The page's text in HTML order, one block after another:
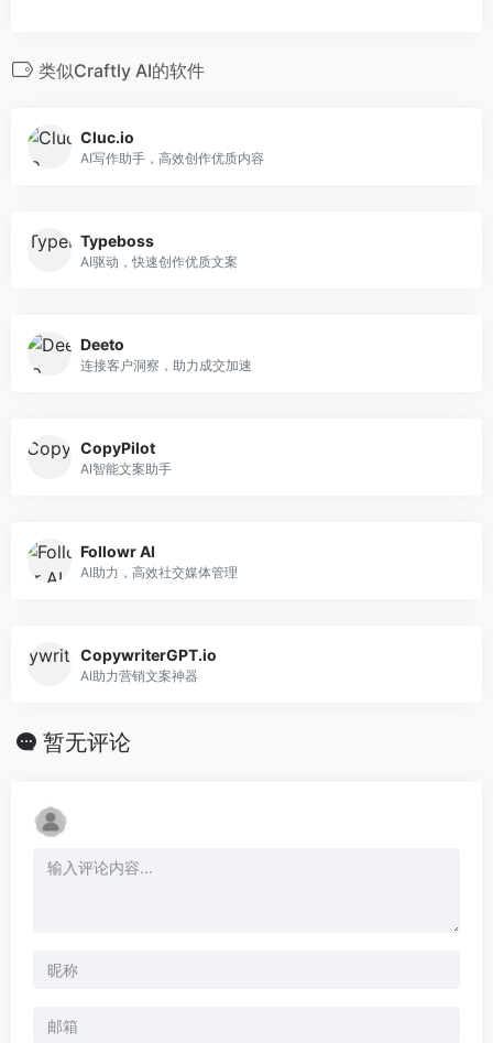
类似Craftly AI的软件
Cluc.io
AI写作助手，高效创作优质内容
Typeboss
AI驱动，快速创作优质文案
Deeto
连接客户洞察，助力成交加速
CopyPilot
AI智能文案助手
Followr AI
AI助力，高效社交媒体管理
CopywriterGPT.io
AI助力营销文案神器
暂无评论